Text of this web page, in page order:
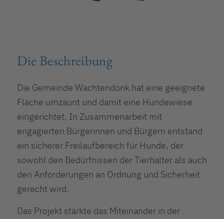
Die Beschreibung
Die Gemeinde Wachtendonk hat eine geeignete
Fläche umzäunt und damit eine Hundewiese
eingerichtet. In Zusammenarbeit mit
engagierten Bürgerinnen und Bürgern entstand
ein sicherer Freilaufbereich für Hunde, der
sowohl den Bedürfnissen der Tierhalter als auch
den Anforderungen an Ordnung und Sicherheit
gerecht wird.
Das Projekt stärkte das Miteinander in der